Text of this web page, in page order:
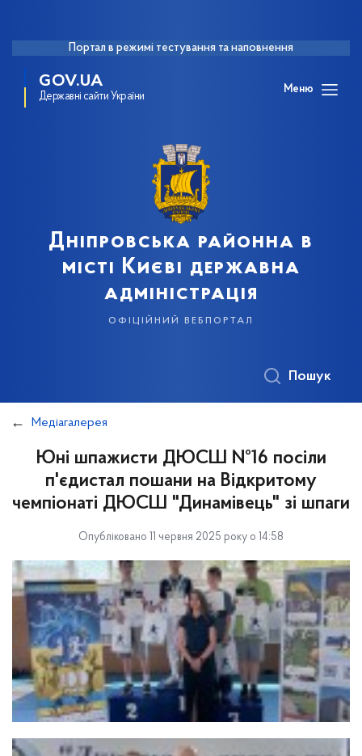
Портал в режимі тестування та наповнення
GOV.UA
Державні сайти України
Меню
Дніпровська районна в
місті Києві державна
адміністрація
офіційний вебпортал
Пошук
Медіагалерея
Юні шпажисти ДЮСШ №16 посіли
п'єдистал пошани на Відкритому
чемпіонаті ДЮСШ "Динамівець" зі шпаги
Опубліковано 11 червня 2025 року о 14:58